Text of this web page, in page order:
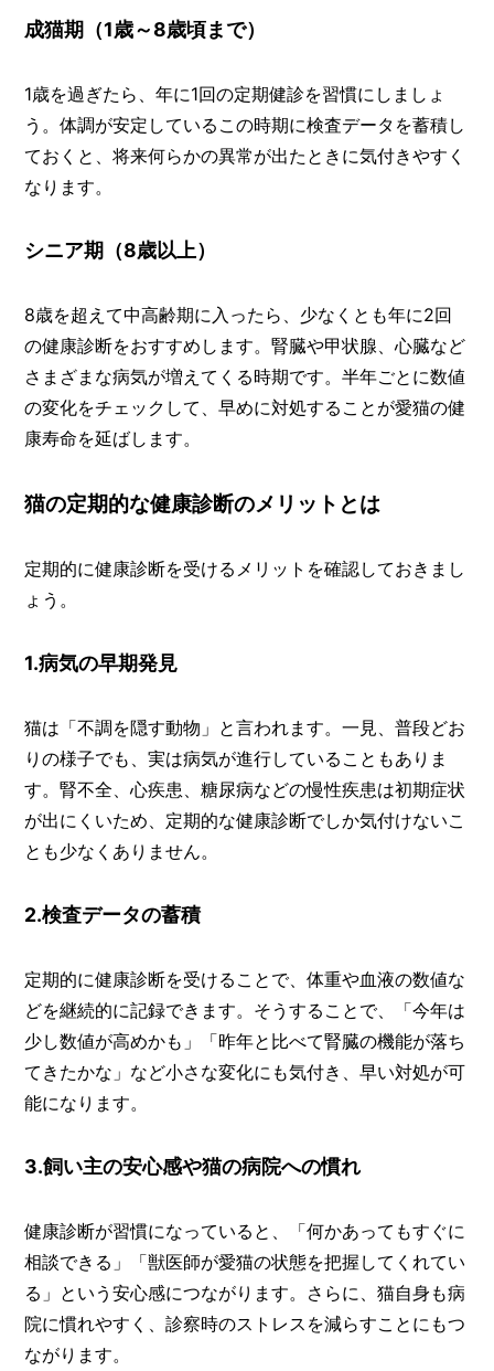
成猫期（1歳～8歳頃まで）
1歳を過ぎたら、年に1回の定期健診を習慣にしましょ
う。体調が安定しているこの時期に検査データを蓄積し
ておくと、将来何らかの異常が出たときに気付きやすく
なります。
シニア期（8歳以上）
8歳を超えて中高齢期に入ったら、少なくとも年に2回
の健康診断をおすすめします。腎臓や甲状腺、心臓など
さまざまな病気が増えてくる時期です。半年ごとに数値
の変化をチェックして、早めに対処することが愛猫の健
康寿命を延ばします。
猫の定期的な健康診断のメリットとは
定期的に健康診断を受けるメリットを確認しておきまし
ょう。
1.病気の早期発見
猫は「不調を隠す動物」と言われます。一見、普段どお
りの様子でも、実は病気が進行していることもありま
す。腎不全、心疾患、糖尿病などの慢性疾患は初期症状
が出にくいため、定期的な健康診断でしか気付けないこ
とも少なくありません。
2.検査データの蓄積
定期的に健康診断を受けることで、体重や血液の数値な
どを継続的に記録できます。そうすることで、「今年は
少し数値が高めかも」「昨年と比べて腎臓の機能が落ち
てきたかな」など小さな変化にも気付き、早い対処が可
能になります。
3.飼い主の安心感や猫の病院への慣れ
健康診断が習慣になっていると、「何かあってもすぐに
相談できる」「獣医師が愛猫の状態を把握してくれてい
る」という安心感につながります。さらに、猫自身も病
院に慣れやすく、診察時のストレスを減らすことにもつ
ながります。